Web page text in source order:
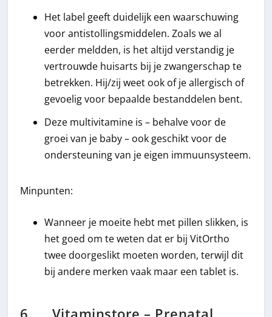
Het label geeft duidelijk een waarschuwing
voor antistollingsmiddelen. Zoals we al
eerder meldden, is het altijd verstandig je
vertrouwde huisarts bij je zwangerschap te
betrekken. Hij/zij weet ook of je allergisch of
gevoelig voor bepaalde bestanddelen bent.
Deze multivitamine is – behalve voor de
groei van je baby – ook geschikt voor de
ondersteuning van je eigen immuunsysteem.
Minpunten:
Wanneer je moeite hebt met pillen slikken, is
het goed om te weten dat er bij VitOrtho
twee doorgeslikt moeten worden, terwijl dit
bij andere merken vaak maar een tablet is.